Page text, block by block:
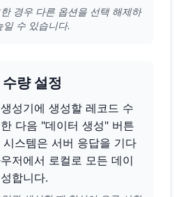
경우 다른 옵션을 선택 해제하
일 수 있습니다.
량 설정
성기에 생성할 레코드 수
다음 "데이터 생성" 버튼
시스템은 서버 응답을 기다
저에서 로컬로 모든 데이
합니다.